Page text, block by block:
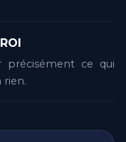
précisément ce qui
rien.